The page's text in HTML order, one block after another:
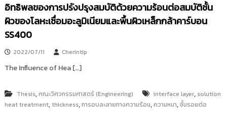
e
a
r
c
h
R
p
o
ท
โ
น
ล
ร
ม
ง
อิทธิพลของการปรังปรุงสมบัติด้วยความร้อนต่อสมบัติชั้น
ผิวของโลหะเชื่อมอะลูมิเนียมและพื้นผิวเหล็กกล้าคาร์บอน
SS400
2022/07/11 Cherintip
The Influence of Hea […]
Thesis,คณะวิศวกรรมศาสตร์ (Engineering) interface layer, solution
heat treatment,thickness,การอบละลายทางความร้อน,ความหนา,ชั้นรอยต่อ